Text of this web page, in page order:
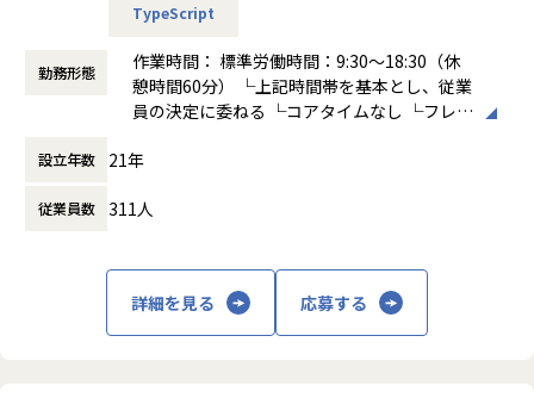
【業務の変更の範囲】
会社内での全ての業務
■募集背景
私たちは「映像から未来をつくる」をビジョンに、クラウド
映像プラットフォームをベースとしたソリューションを展開
創業から10年でクラウド録画サービスでは業界シェア50％を
た。
かつ多様になってきています。
また、AI 技術の発展によって実現できるソリューションの幅
は広がっています。
・TypeScriptを用いたWebアプリケーション開発全般をお任
・ サービス開発における要件定義～リリースまでのアプリケ
・ 仕様書、設計書のドキュメント作成
・ 機能改善/技術提案
▼下記業務もご経験・ご希望に合わせてお任せします
・ より効率良くプロジェクトを進めるためのツール選定・導
・ 担当領域におけるユーザーや外部パートナー、グループ会
TypeScript
勤務形態
作業時間： 標準労働時間：9:30～18:30（休
憩時間60分） └上記時間帯を基本とし、従業
員の決定に委ねる └コアタイムなし └フレキ
ンバークラスの場合、残業代は1分単位で支
働き方：
休憩時間： 60分
設立年数 21年
従業員数 311人
詳細を見る 応募する